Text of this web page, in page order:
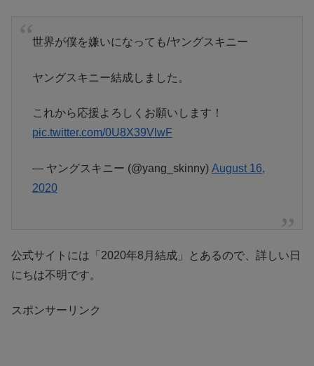
世界が僕を嫌いになっても/ヤングスキニー
ヤングスキニー結成しました。
これから応援よろしくお願いします！
pic.twitter.com/0U8X39VlwF
— ヤングスキニー (@yang_skinny) August 16,
2020
公式サイトには「2020年8月結成」とあるので、詳しい日
にちは不明です。
スポンサーリンク